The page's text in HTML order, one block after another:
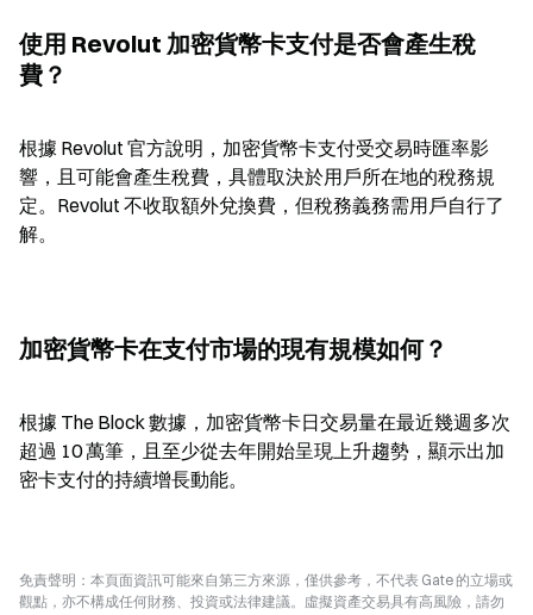
使用 Revolut 加密貨幣卡支付是否會產生稅
費？
根據 Revolut 官方說明，加密貨幣卡支付受交易時匯率影
響，且可能會產生稅費，具體取決於用戶所在地的稅務規
定。Revolut 不收取額外兌換費，但稅務義務需用戶自行了
解。
加密貨幣卡在支付市場的現有規模如何？
根據 The Block 數據，加密貨幣卡日交易量在最近幾週多次
超過 10 萬筆，且至少從去年開始呈現上升趨勢，顯示出加
密卡支付的持續增長動能。
免責聲明：本頁面資訊可能來自第三方來源，僅供參考，不代表 Gate 的立場或
觀點，亦不構成任何財務、投資或法律建議。虛擬資產交易具有高風險，請勿